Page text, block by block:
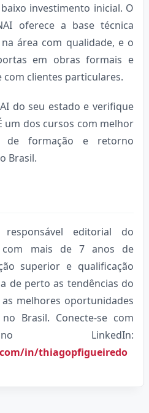
investimento inicial. O
oferece a base técnica
área com qualidade, e o
em obras formais e
clientes particulares.
do seu estado e verifique
um dos cursos com melhor
de formação e retorno
Brasil.
editorial do
mais de 7 anos de
superior e qualificação
de perto as tendências do
melhores oportunidades
Brasil. Conecte-se com
LinkedIn:
in/thiagopfigueiredo